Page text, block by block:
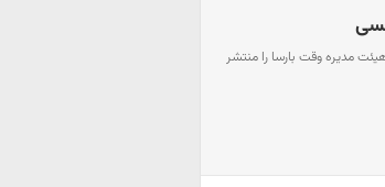
مدیره وقت بارسا را منتشر